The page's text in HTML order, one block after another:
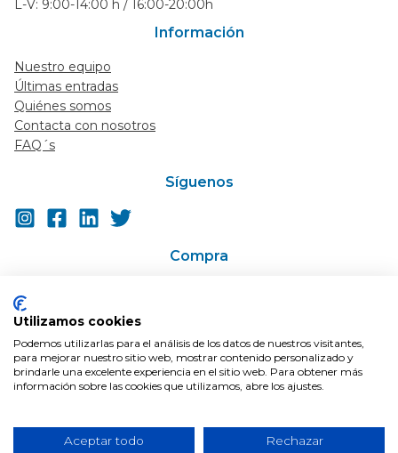
L-V: 9:00-14:00 h / 16:00-20:00h
Información
Nuestro equipo
Últimas entradas
Quiénes somos
Contacta con nosotros
FAQ´s
Síguenos
Compra
Super-descuentos / Cupones
En Oferta
Condiciones de compra
Envíos
Utilizamos cookies
Podemos utilizarlas para el análisis de los datos de nuestros visitantes,
para mejorar nuestro sitio web, mostrar contenido personalizado y
brindarle una excelente experiencia en el sitio web. Para obtener más
información sobre las cookies que utilizamos, abre los ajustes.
Aceptar todo Rechazar